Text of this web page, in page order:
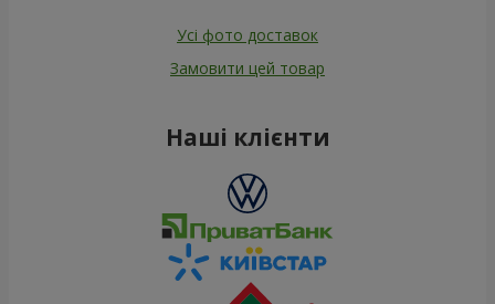
Усі фото доставок
Замовити цей товар
Наші клієнти